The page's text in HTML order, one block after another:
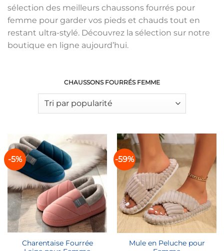
sélection des meilleurs chaussons fourrés pour
femme pour garder vos pieds et chauds tout en
restant ultra-stylé. Découvrez la sélection sur notre
boutique en ligne aujourd’hui.
CHAUSSONS FOURRÉS FEMME
-5%
Charentaise Fourrée
-59%
Mule en Peluche pour